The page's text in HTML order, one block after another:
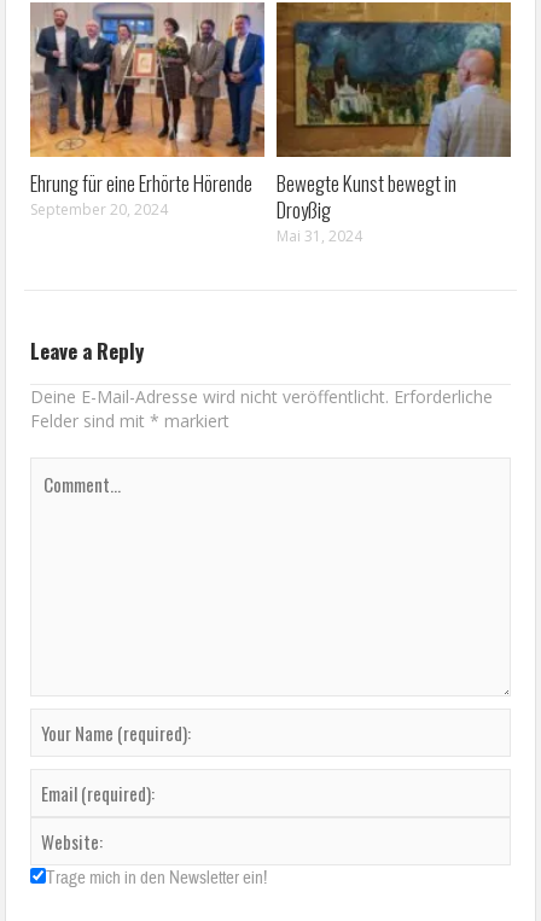
Ehrung für eine Erhörte Hörende
September 20, 2024
Bewegte Kunst bewegt in
Droyßig
Mai 31, 2024
Leave a Reply
Deine E-Mail-Adresse wird nicht veröffentlicht. Erforderliche
Felder sind mit* markiert
Trage mich in den Newsletter ein!